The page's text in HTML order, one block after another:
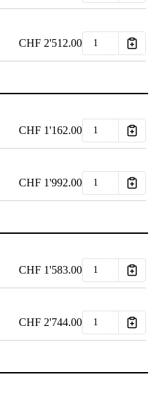
CHF 2'512.00
CHF 1'162.00
CHF 1'992.00
CHF 1'583.00
CHF 2'744.00